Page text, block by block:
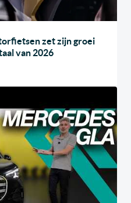
zet zijn groei
van 2026